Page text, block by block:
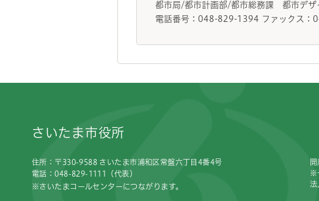
都市局/都市計画部/都市総務課 都市デザ
電話番号：048-829-1394 ファックス：
さいたま市役所
住所：〒330-9588 さいたま市浦和区常盤六丁目4番4号
電話：048-829-1111（代表）
※さいたまコールセンターにつながります。
※
法